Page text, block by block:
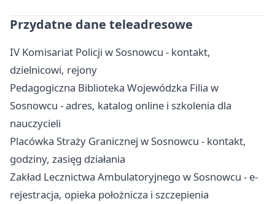
Przydatne dane teleadresowe
IV Komisariat Policji w Sosnowcu - kontakt,
dzielnicowi, rejony
Pedagogiczna Biblioteka Wojewódzka Filia w
Sosnowcu - adres, katalog online i szkolenia dla
nauczycieli
Placówka Straży Granicznej w Sosnowcu - kontakt,
godziny, zasięg działania
Zakład Lecznictwa Ambulatoryjnego w Sosnowcu - e-
rejestracja, opieka położnicza i szczepienia